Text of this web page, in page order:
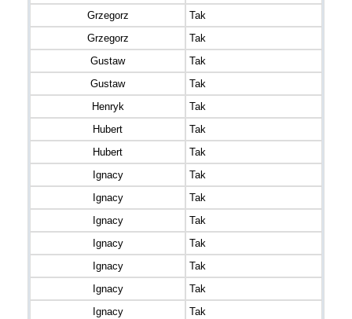
Grzegorz
Tak
Grzegorz
Tak
Gustaw
Tak
Gustaw
Tak
Henryk
Tak
Hubert
Tak
Hubert
Tak
Ignacy
Tak
Ignacy
Tak
Ignacy
Tak
Ignacy
Tak
Ignacy
Tak
Ignacy
Tak
Ignacy
Tak